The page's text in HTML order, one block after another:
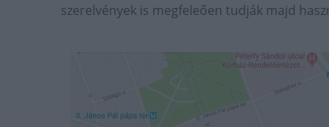
szerelvények is megfeleően tudják majd